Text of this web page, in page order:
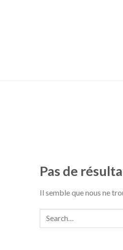
Pas de
Il semble que nous ne